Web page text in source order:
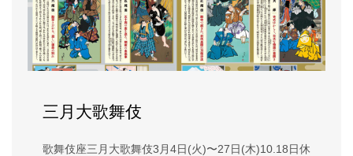
三月大歌舞伎
歌舞伎座三月大歌舞伎3月4日(火)〜27日(木)10.18日休